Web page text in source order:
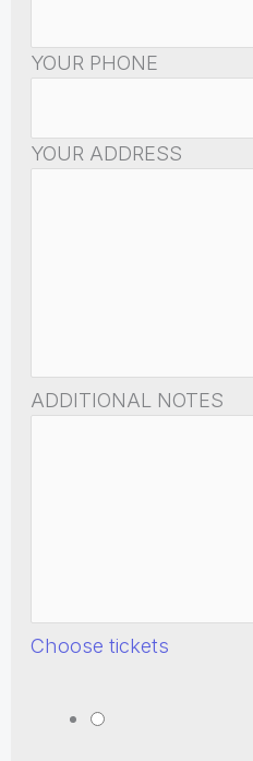
YOUR PHONE
YOUR ADDRESS
ADDITIONAL NOTES
Choose tickets